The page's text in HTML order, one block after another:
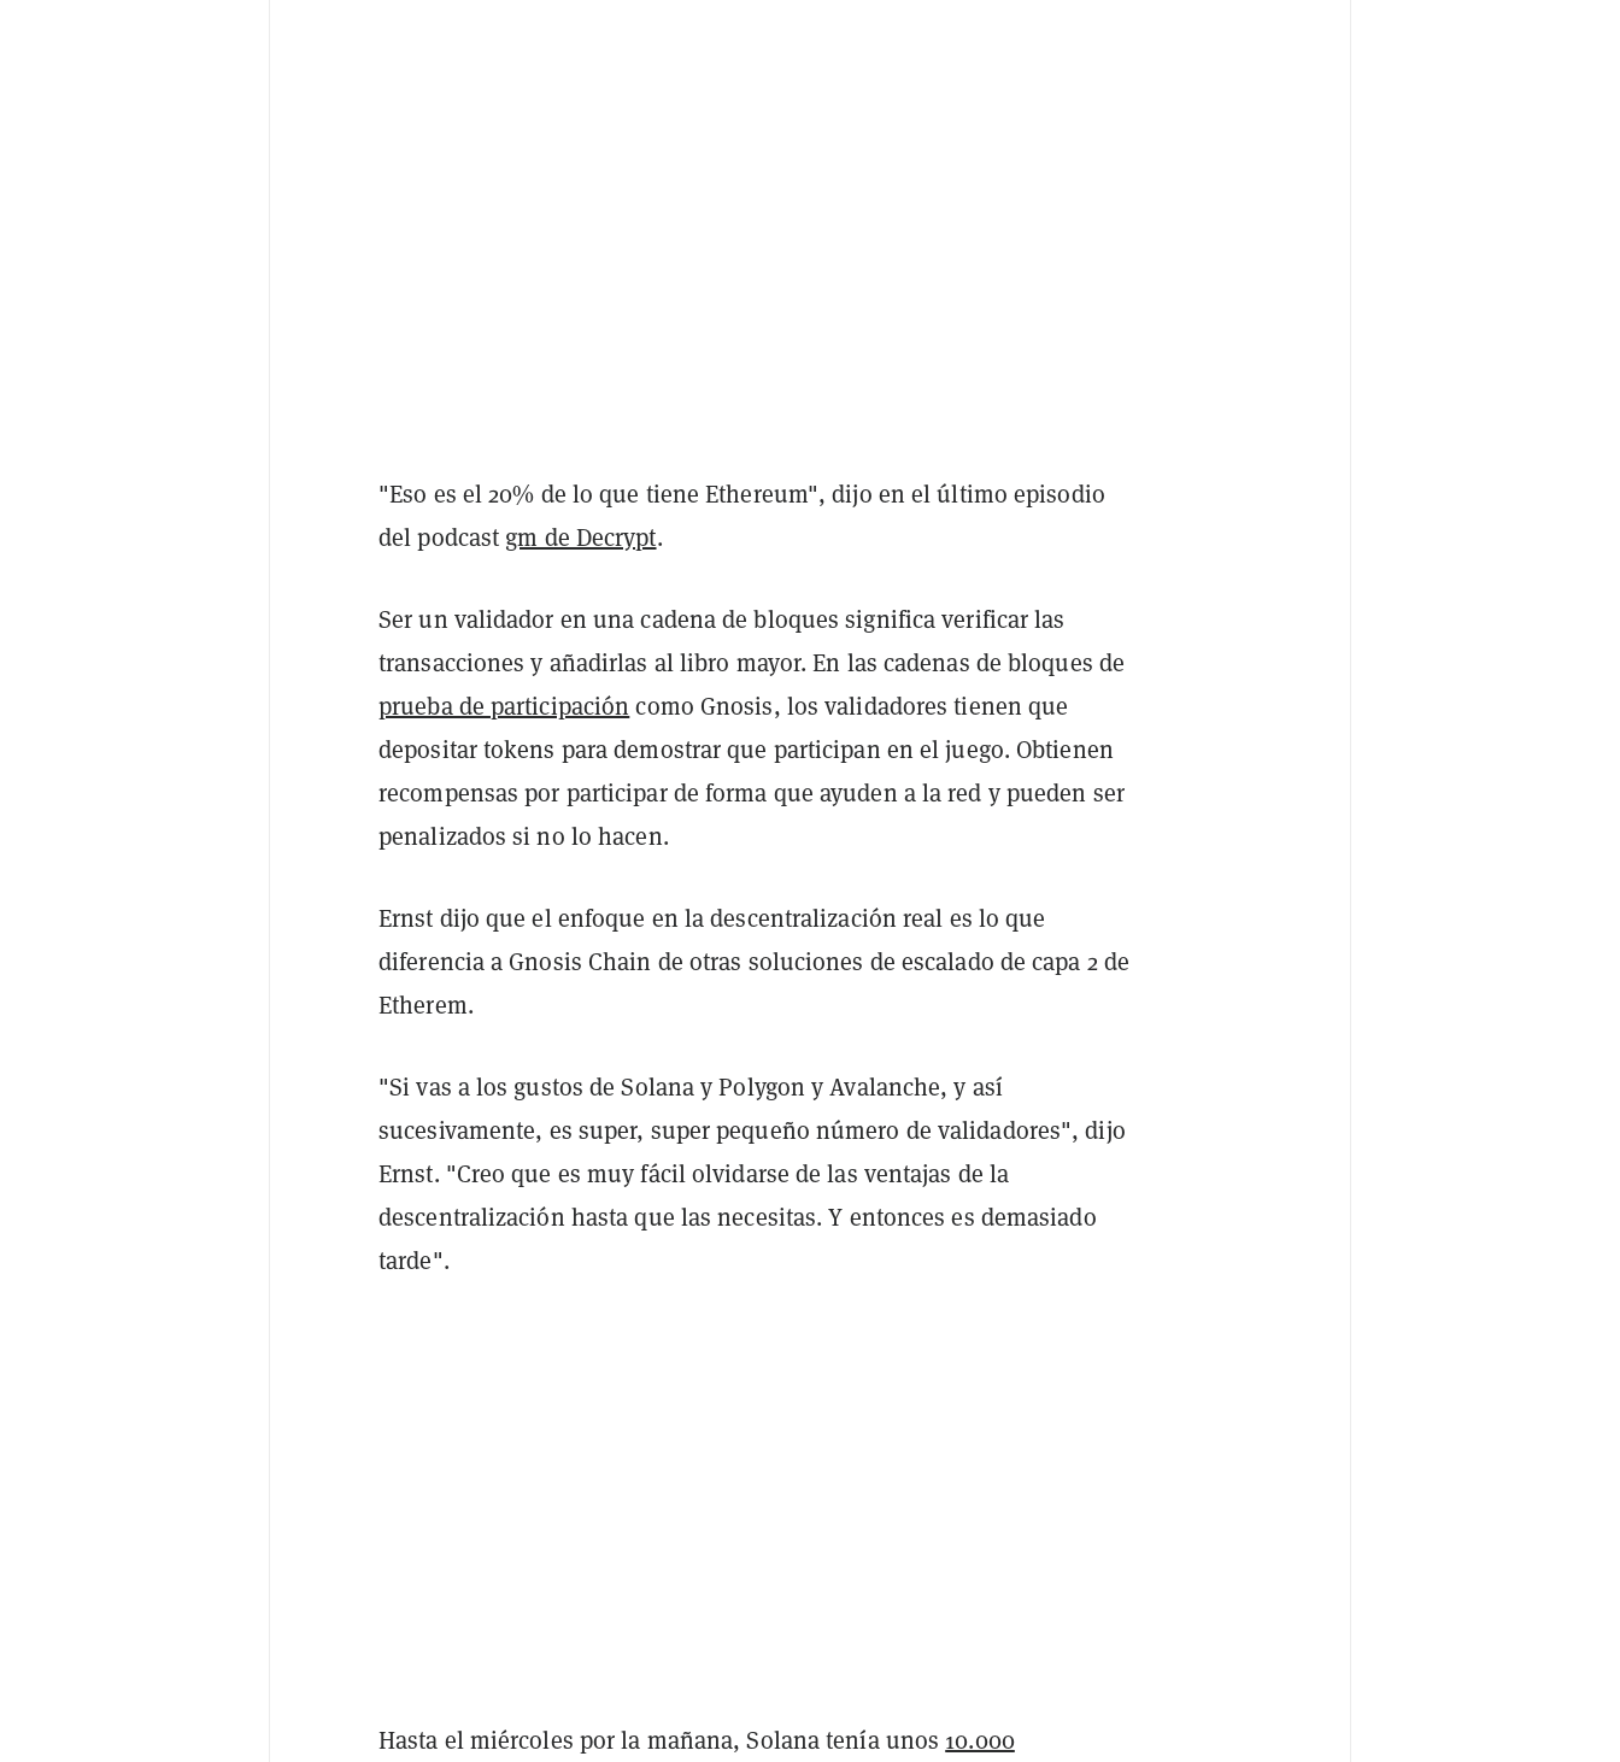
"Eso es el 20% de lo que tiene Ethereum", dijo en el último episodio
del podcast gm de Decrypt.
Ser un validador en una cadena de bloques significa verificar las
transacciones y añadirlas al libro mayor. En las cadenas de bloques de
prueba de participación como Gnosis, los validadores tienen que
depositar tokens para demostrar que participan en el juego. Obtienen
recompensas por participar de forma que ayuden a la red y pueden ser
penalizados si no lo hacen.
Ernst dijo que el enfoque en la descentralización real es lo que
diferencia a Gnosis Chain de otras soluciones de escalado de capa 2 de
Etherem.
"Si vas a los gustos de Solana y Polygon y Avalanche, y así
sucesivamente, es super, super pequeño número de validadores", dijo
Ernst. "Creo que es muy fácil olvidarse de las ventajas de la
descentralización hasta que las necesitas. Y entonces es demasiado
tarde".
Hasta el miércoles por la mañana, Solana tenía unos 10.000